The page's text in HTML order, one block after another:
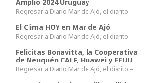
Amplio 2024 Uruguay
Regresar a Diario Mar de Ajó, el diarito –
El Clima HOY en Mar de Ajó
Regresar a Diario Mar de Ajó, el diarito –
Felicitas Bonavitta, la Cooperativa
de Neuquén CALF, Huawei y EEUU
Regresar a Diario Mar de Ajó, el diarito –